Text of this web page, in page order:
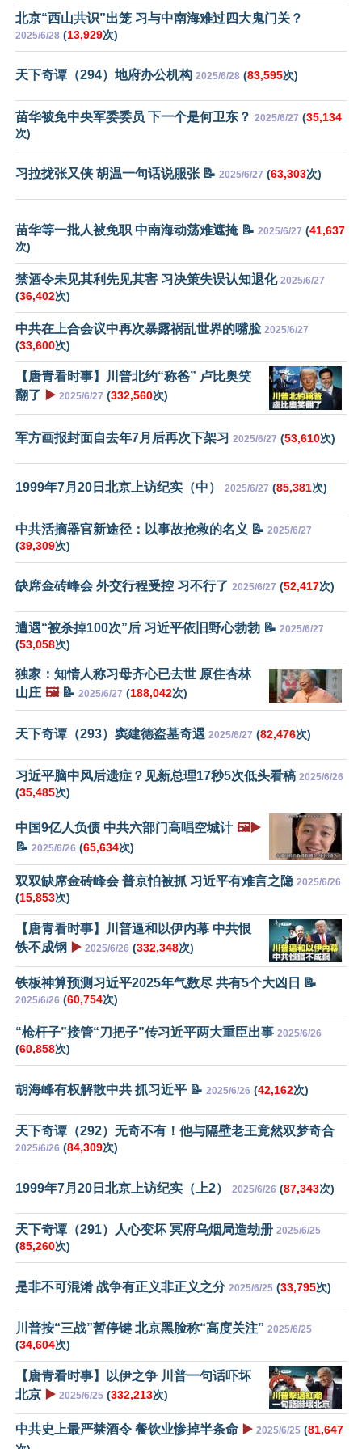
北京“西山共识”出笼 习与中南海难过四大鬼门关？
2025/6/28 (13,929次)
天下奇谭（294）地府办公机构 2025/6/28 (83,595次)
苗华被免中央军委委员 下一个是何卫东？ 2025/6/27 (35,134
次)
习拉拢张又侠 胡温一句话说服张 📝 2025/6/27 (63,303次)
苗华等一批人被免职 中南海动荡难遮掩 📝 2025/6/27 (41,637
次)
禁酒令未见其利先见其害 习决策失误认知退化 2025/6/27
(36,402次)
中共在上合会议中再次暴露祸乱世界的嘴脸 2025/6/27
(33,600次)
【唐青看时事】川普北约“称爸” 卢比奥笑
翻了 ▶️ 2025/6/27 (332,560次)
军方画报封面自去年7月后再次下架习 2025/6/27 (53,610次)
1999年7月20日北京上访纪实（中） 2025/6/27 (85,381次)
中共活摘器官新途径：以事故抢救的名义 📝 2025/6/27
(39,309次)
缺席金砖峰会 外交行程受控 习不行了 2025/6/27 (52,417次)
遭遇“被杀掉100次”后 习近平依旧野心勃勃 📝 2025/6/27
(53,058次)
独家：知情人称习母齐心已去世 原住杏林
山庄 🖼️📝 2025/6/27 (188,042次)
天下奇谭（293）窦建德盗墓奇遇 2025/6/27 (82,476次)
习近平脑中风后遗症？见新总理17秒5次低头看稿 2025/6/26
(35,485次)
中国9亿人负债 中共六部门高唱空城计 🖼️▶️
📝 2025/6/26 (65,634次)
双双缺席金砖峰会 普京怕被抓 习近平有难言之隐 2025/6/26
(15,853次)
【唐青看时事】川普逼和以伊内幕 中共恨
铁不成钢 ▶️ 2025/6/26 (332,348次)
铁板神算预测习近平2025年气数尽 共有5个大凶日 📝
2025/6/26 (60,754次)
“枪杆子”接管“刀把子”传习近平两大重臣出事 2025/6/26
(60,858次)
胡海峰有权解散中共 抓习近平 📝 2025/6/26 (42,162次)
天下奇谭（292）无奇不有！他与隔壁老王竟然双梦奇合
2025/6/26 (84,309次)
1999年7月20日北京上访纪实（上2） 2025/6/26 (87,343次)
天下奇谭（291）人心变坏 冥府乌烟局造劫册 2025/6/25
(85,260次)
是非不可混淆 战争有正义非正义之分 2025/6/25 (33,795次)
川普按“三战”暂停键 北京黑脸称“高度关注” 2025/6/25
(34,604次)
【唐青看时事】以伊之争 川普一句话吓坏
北京 ▶️ 2025/6/25 (332,213次)
中共史上最严禁酒令 餐饮业惨掉半条命 ▶️ 2025/6/25 (81,647